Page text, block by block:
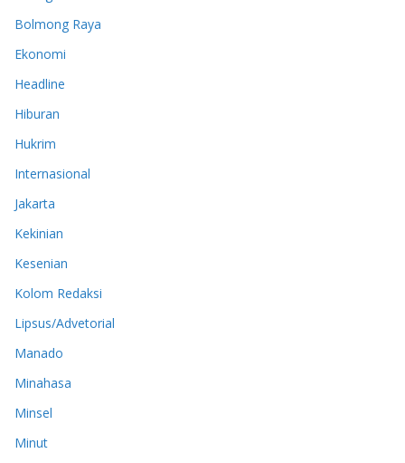
Bolmong Raya
Ekonomi
Headline
Hiburan
Hukrim
Internasional
Jakarta
Kekinian
Kesenian
Kolom Redaksi
Lipsus/Advetorial
Manado
Minahasa
Minsel
Minut